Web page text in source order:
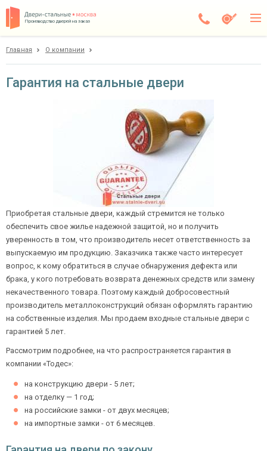
Производство дверей на заказ
О компании
Контакты
Ежедневно с 08:00 до 24:00
Главная О компании
Гарантия на стальные двери
Приобретая стальные двери, каждый стремится не только
обеспечить свое жилье надежной защитой, но и получить
уверенность в том, что производитель несет ответственность за
выпускаемую им продукцию. Заказчика также часто интересует
вопрос, к кому обратиться в случае обнаружения дефекта или
брака, у кого потребовать возврата денежных средств или замену
некачественного товара. Поэтому каждый добросовестный
производитель металлоконструкций обязан оформлять гарантию
на собственные изделия. Мы продаем входные стальные двери с
гарантией 5 лет.
Рассмотрим подробнее, на что распространяется гарантия в
компании «Тодес»:
на конструкцию двери - 5 лет;
на отделку — 1 год;
на российские замки - от двух месяцев;
на импортные замки - от 6 месяцев.